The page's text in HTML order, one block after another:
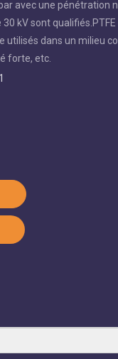
avec une pénétration
kV sont qualifiés.PTFE
utilisés dans un milieu
forte, etc.